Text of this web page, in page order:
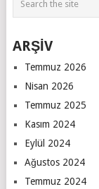
ARŞİV
Temmuz 2026
Nisan 2026
Temmuz 2025
Kasım 2024
Eylül 2024
Ağustos 2024
Temmuz 2024